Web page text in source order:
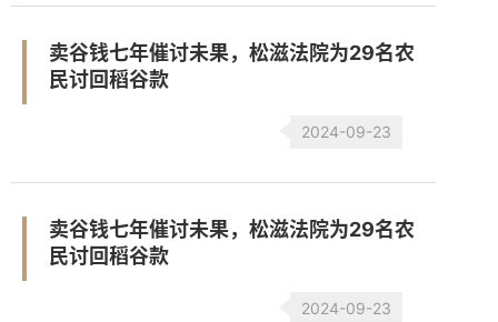
卖谷钱七年催讨未果，松滋法院为29名农
民讨回稻谷款
2024-09-23
卖谷钱七年催讨未果，松滋法院为29名农
民讨回稻谷款
2024-09-23